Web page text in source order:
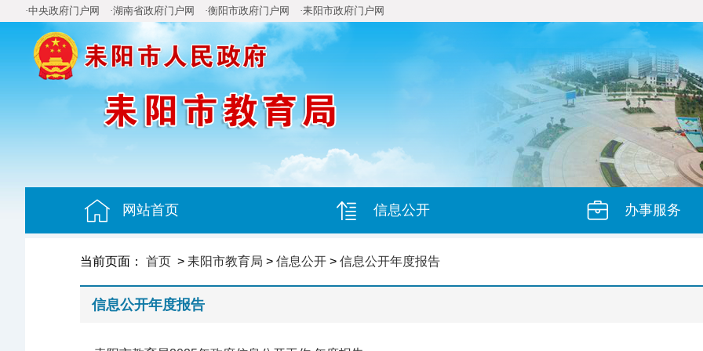
·中央政府门户网 ·湖南省政府门户网 ·衡阳市政府门户网 ·耒阳市政府门户网
网站首页 信息公开 办事服务
当前页面： 首页 > 耒阳市教育局 > 信息公开 > 信息公开年度报告
信息公开年度报告